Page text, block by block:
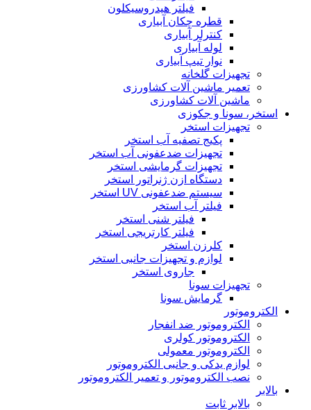
فیلتر هیدروسیکلون
قطره چکان آبیاری
کنترلر آبیاری
لوله آبیاری
نوار تیپ آبیاری
تجهیزات گلخانه
تعمیر ماشین آلات کشاورزی
ماشین آلات کشاورزی
استخر، سونا و جکوزی
تجهیزات استخر
پکیج تصفیه آب استخر
تجهیزات ضدعفونی آب استخر
تجهیزات گرمایشی استخر
دستگاه ازن ژنراتور استخر
سیستم ضدعفونی UV استخر
فیلتر آب استخر
فیلتر شنی استخر
فیلتر کارتریجی استخر
کلرزن استخر
لوازم و تجهیزات جانبی استخر
جاروی استخر
تجهیزات سونا
گرمایش سونا
الکتروموتور
الکتروموتور ضد انفجار
الکتروموتور کولری
الکتروموتور معمولی
لوازم یدکی و جانبی الکتروموتور
نصب الکتروموتور و تعمیر الکتروموتور
بالابر
بالابر ثابت